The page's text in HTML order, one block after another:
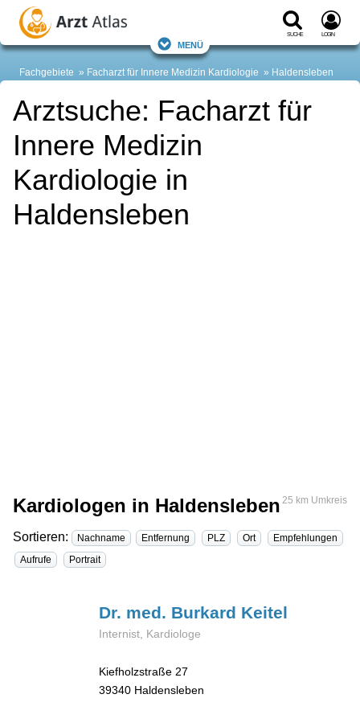
Suche Login
Menü
Fachgebiete Facharzt für Innere Medizin Kardiologie Haldensleben
Arztsuche: Facharzt für
Innere Medizin
Kardiologie in
Haldensleben
Kardiologen in Haldensleben 25 km Umkreis
Sortieren: Nachname Entfernung PLZ Ort
Empfehlungen
Aufrufe
Portrait
Dr. med. Burkard Keitel
Internist, Kardiologe
Kiefholzstraße 27
39340 Haldensleben